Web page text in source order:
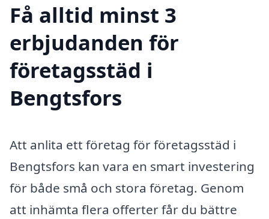
Få alltid minst 3
erbjudanden för
företagsstäd i
Bengtsfors
Att anlita ett företag för företagsstäd i
Bengtsfors kan vara en smart investering
för både små och stora företag. Genom
att inhämta flera offerter får du bättre